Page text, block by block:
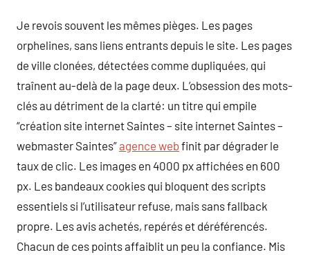
Je revois souvent les mêmes pièges. Les pages
orphelines, sans liens entrants depuis le site. Les pages
de ville clonées, détectées comme dupliquées, qui
traînent au-delà de la page deux. L’obsession des mots-
clés au détriment de la clarté: un titre qui empile
“création site internet Saintes – site internet Saintes –
webmaster Saintes”agence webfinit par dégrader le
taux de clic. Les images en 4000 px affichées en 600
px. Les bandeaux cookies qui bloquent des scripts
essentiels si l’utilisateur refuse, mais sans fallback
propre. Les avis achetés, repérés et déréférencés.
Chacun de ces points affaiblit un peu la confiance. Mis